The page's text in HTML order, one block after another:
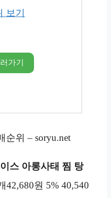
보기
가기
순위 – soryu.net
스 아롱사태 찜 탕
42,680원 5% 40,540